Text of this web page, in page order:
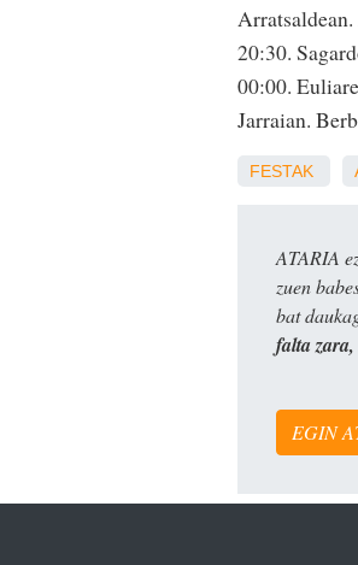
20:30.
00:00.
Jarraian.
FESTAK
ATARIA
zuen
bat
falta zara,
EGIN